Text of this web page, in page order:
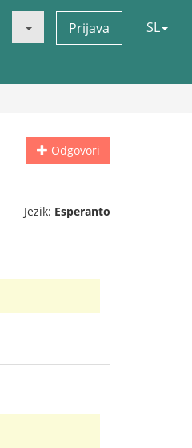
Prijava SL
Odgovori
Jezik: Esperanto